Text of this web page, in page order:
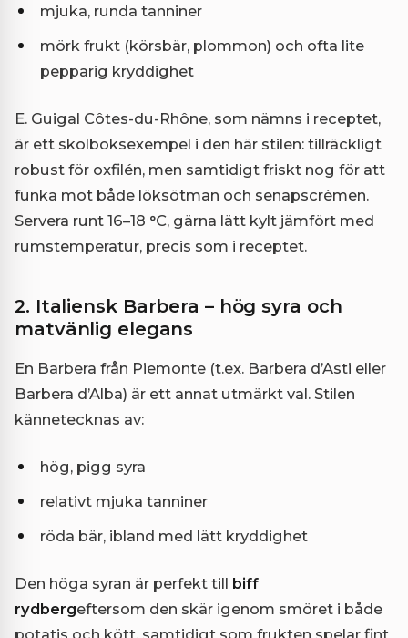
mjuka, runda tanniner
mörk frukt (körsbär, plommon) och ofta lite
pepparig kryddighet
E. Guigal Côtes-du-Rhône, som nämns i receptet,
är ett skolboksexempel i den här stilen: tillräckligt
robust för oxfilén, men samtidigt friskt nog för att
funka mot både löksötman och senapscrèmen.
Servera runt 16–18 °C, gärna lätt kylt jämfört med
rumstemperatur, precis som i receptet.
2. Italiensk Barbera – hög syra och
matvänlig elegans
En Barbera från Piemonte (t.ex. Barbera d’Asti eller
Barbera d’Alba) är ett annat utmärkt val. Stilen
kännetecknas av:
hög, pigg syra
relativt mjuka tanniner
röda bär, ibland med lätt kryddighet
Den höga syran är perfekt till biff
rydbergeftersom den skär igenom smöret i både
potatis och kött, samtidigt som frukten spelar fint